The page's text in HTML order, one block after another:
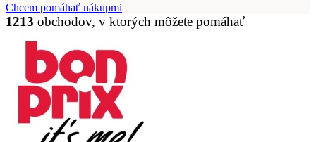
Chcem pomáhať nákupmi
1213 obchodov, v ktorých môžete pomáhať